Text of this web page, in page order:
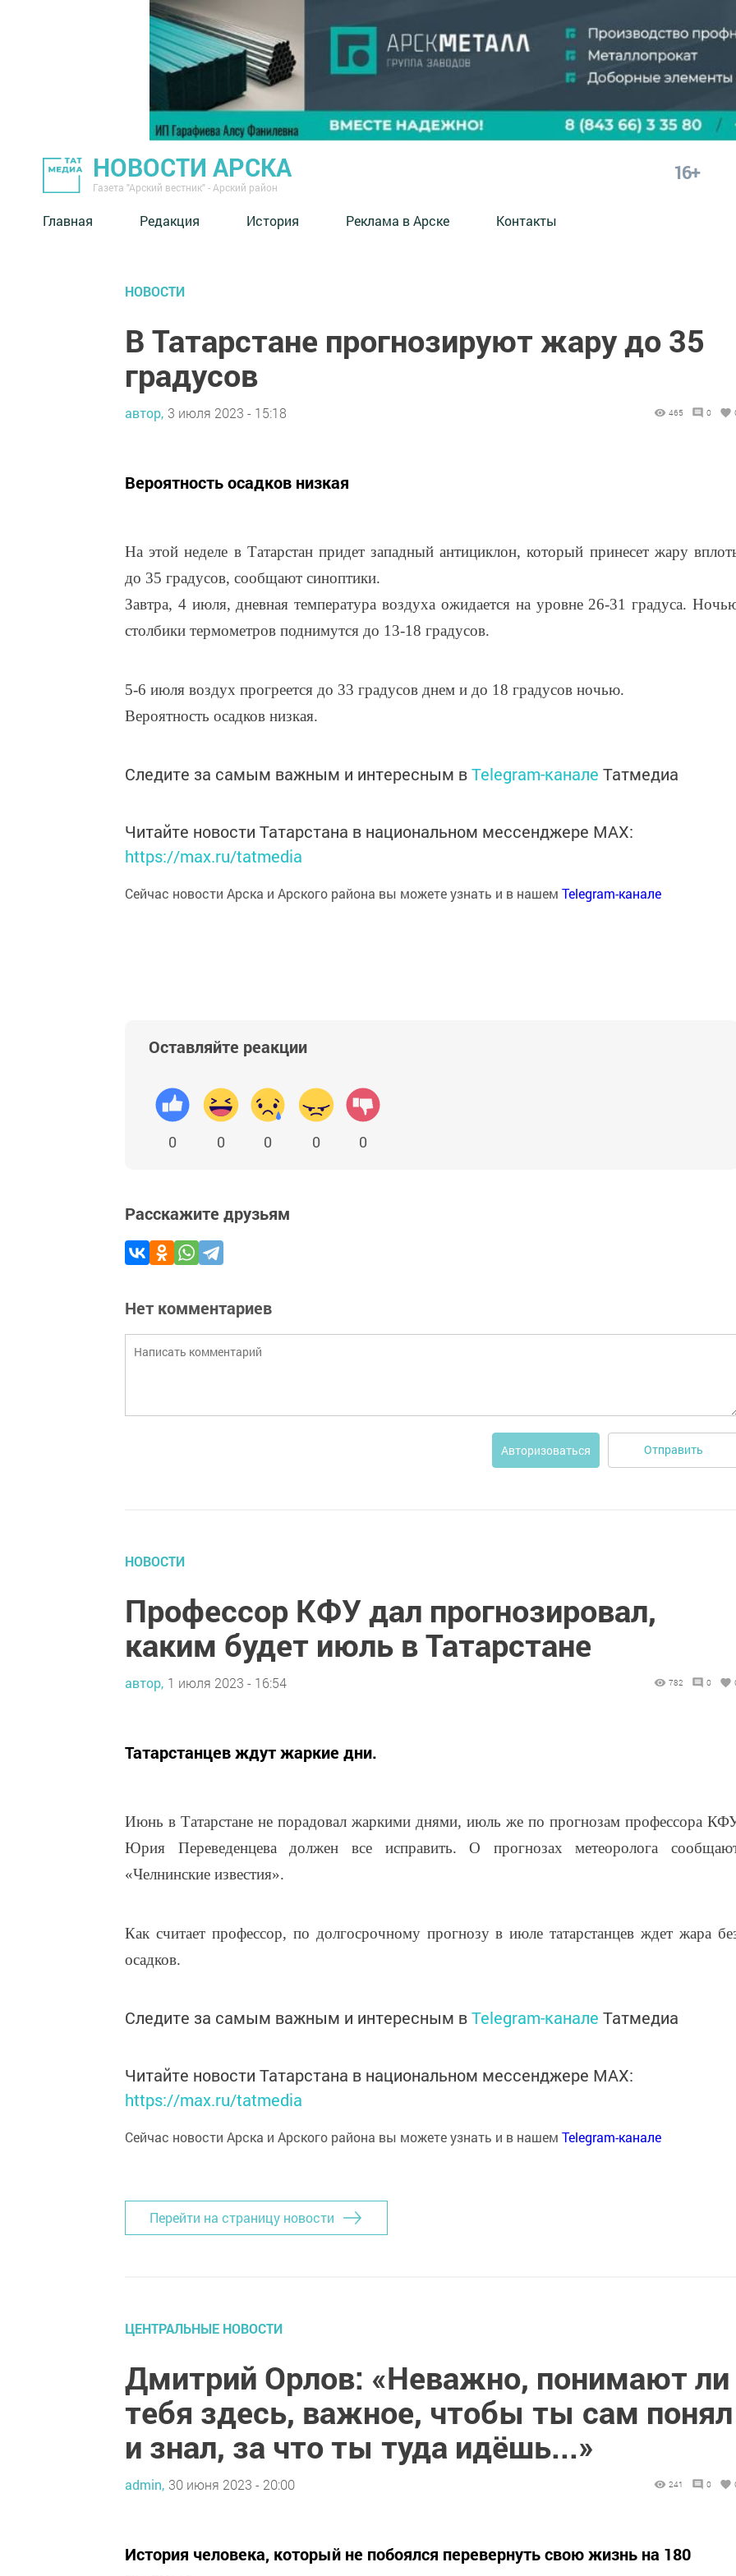
НОВОСТИ АРСКА
Газета "Арский вестник" - Арский район
16+
Главная Редакция История Реклама в Арске Контакты
НОВОСТИ
В Татарстане прогнозируют жару до 35
градусов
автор, 3 июля 2023 - 15:18 465 0
Вероятность осадков низкая
На этой неделе в Татарстан придет западный антициклон, который принесет жару
до 35 градусов, сообщают синоптики.
Завтра, 4 июля, дневная температура воздуха ожидается на уровне 26-31 градуса.
столбики термометров поднимутся до 13-18 градусов.
5-6 июля воздух прогреется до 33 градусов днем и до 18 градусов ночью.
Вероятность осадков низкая.
Следите за самым важным и интересным вTelegram-канале Татмедиа
Читайте новости Татарстана в национальном мессенджере MАХ:
https://max.ru/tatmedia
Сейчас новости Арска и Арского района вы можете узнать и в нашем Telegram-канале
Оставляйте реакции
0 0 0 0 0
Расскажите друзьям
Нет комментариев
Авторизоваться Отправить
НОВОСТИ
Профессор КФУ дал прогнозировал,
каким будет июль в Татарстане
автор, 1 июля 2023 - 16:54 782 0
Татарстанцев ждут жаркие дни.
Июнь в Татарстане не порадовал жаркими днями, июль же по прогнозам профессора
Юрия Переведенцева должен все исправить. О прогнозах метеоролога
«Челнинские известия».
Как считает профессор, по долгосрочному прогнозу в июле татарстанцев ждет жара
осадков.
Следите за самым важным и интересным вTelegram-канале Татмедиа
Читайте новости Татарстана в национальном мессенджере MАХ:
https://max.ru/tatmedia
Сейчас новости Арска и Арского района вы можете узнать и в нашем Telegram-канале
Перейти на страницу новости
ЦЕНТРАЛЬНЫЕ НОВОСТИ
Дмитрий Орлов: «Неважно, понимают ли
тебя здесь, важное, чтобы ты сам понял
и знал, за что ты туда идёшь...»
admin, 30 июня 2023 - 20:00 241 0
История человека, который не побоялся перевернуть свою жизнь на 180